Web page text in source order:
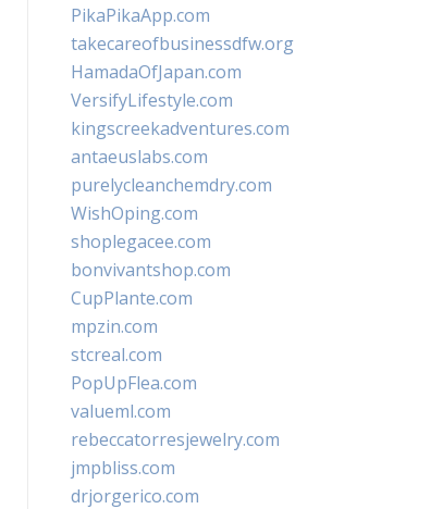
PikaPikaApp.com
takecareofbusinessdfw.org
HamadaOfJapan.com
VersifyLifestyle.com
kingscreekadventures.com
antaeuslabs.com
purelycleanchemdry.com
WishOping.com
shoplegacee.com
bonvivantshop.com
CupPlante.com
mpzin.com
stcreal.com
PopUpFlea.com
valueml.com
rebeccatorresjewelry.com
jmpbliss.com
drjorgerico.com